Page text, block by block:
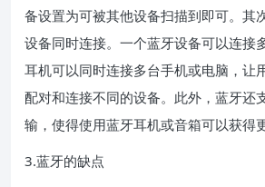
备设置为可被其他设备扫描到即可。其
设备同时连接。一个蓝牙设备可以连接
耳机可以同时连接多台手机或电脑，让
配对和连接不同的设备。此外，蓝牙还
输，使得使用蓝牙耳机或音箱可以获得
3.蓝牙的缺点